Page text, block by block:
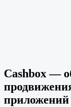
Cashbox —
приложений